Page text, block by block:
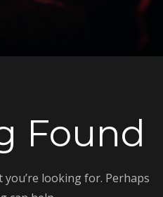
Found
you’re looking for. Perhaps